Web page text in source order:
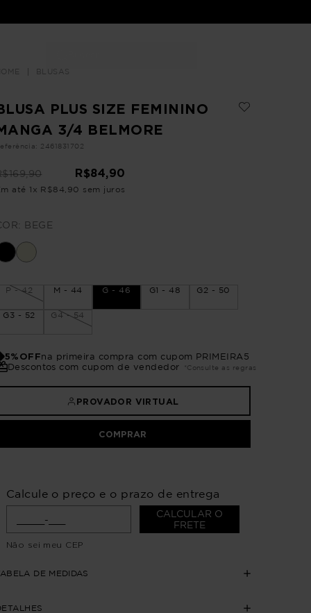
BLUSAS
PLUS SIZE FEMININO
3/4 BELMORE
: 2461831702
169,90 R$84,90
até 1 x R$84 90 sem juros
BEGE
P - 42 M - 44 G - 46 G1 - 48 G2 - 50
G3 - 52 G4 - 54
5%OFFna primeira compra com cupom PRIMEIRA5
Descontos com cupom de vendedor
*Consulte as regras
PROVADOR VIRTUAL
COMPRAR
Calcule o preço e o prazo de entrega
CALCULAR O
FRETE
Não sei meu CEP
DE MEDIDAS